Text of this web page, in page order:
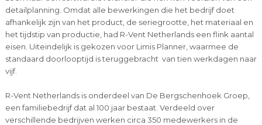
detailplanning. Omdat alle bewerkingen die het bedrijf doet
afhankelijk zijn van het product, de seriegrootte, het materiaal en
het tijdstip van productie, had R-Vent Netherlands een flink aantal
eisen. Uiteindelijk is gekozen voor Limis Planner, waarmee de
standaard doorlooptijd is teruggebracht van tien werkdagen naar
vijf.
R-Vent Netherlands is onderdeel van De Bergschenhoek Groep,
een familiebedrijf dat al 100 jaar bestaat. Verdeeld over
verschillende bedrijven werken circa 350 medewerkers in de